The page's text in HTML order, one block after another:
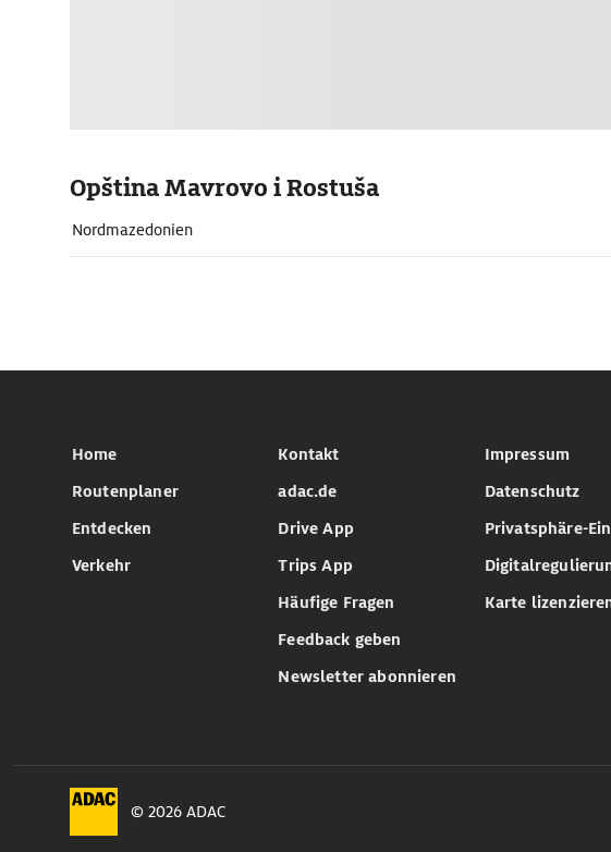
Opština Mavrovo i Rostuša
Nordmazedonien
Home
Routenplaner
Entdecken
Verkehr
Kontakt
adac.de
Drive App
Trips App
Häufige Fragen
Feedback geben
Newsletter abonnieren
Impressum
Datenschutz
Privatsphäre-
Karte
© 2026 ADAC